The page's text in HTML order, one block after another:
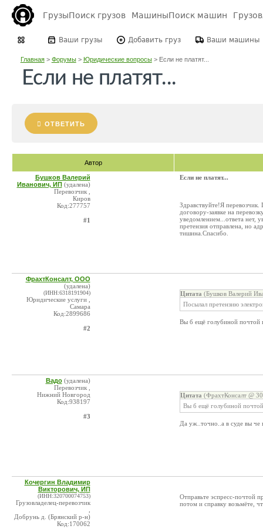
ГрузыПоиск грузов МашиныПоиск машин
Ваши грузы Добавить груз Ваши машины
Главная> Форумы> Юридические вопросы> Если не платят...
Если не платят...
ОТВЕТИТЬ
Автор
Бушков Валерий
Иванович, ИП (удалена)
Перевозчик ,
Киров
Код:277757
#1
Если не платят...
Здравствуйте!Я
договору-заявке на
уведомлением...ответа нет,
претензия отправлена, но
тишина.Спасибо.
ФрахтКонсалт, ООО
(удалена)
(ИНН:6318191904)
Юридические услуги ,
Самара
Код:2899686
#2
Цитата (Бушков Валерий
Посылал претензию
Вы б ещё голубиной почтой
Вадо (удалена)
Перевозчик ,
Нижний Новгород
Код:938197
#3
Цитата (ФрахтКонсалт @
Вы б ещё голубиной
Да уж..точно..а в суде вы че
Кочергин Владимир
Викторович, ИП
(ИНН:320700074753)
Грузовладелец-перевозчик
Добрунь д. (Брянский р-н)
Код:170062
Отправьте эспресс-почтой
потом и справку возьмёте,